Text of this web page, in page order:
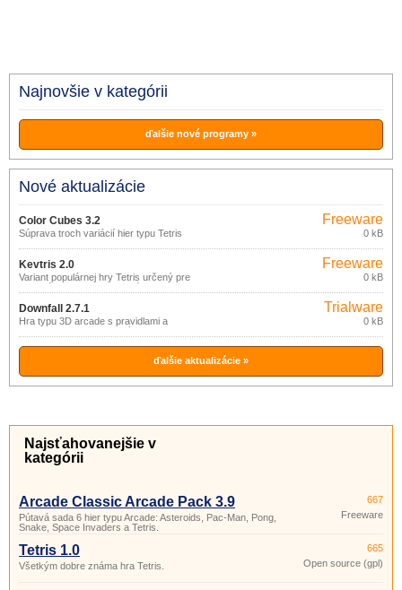
Najnovšie v kategórii
ďalšie nové programy »
Nové aktualizácie
Color Cubes 3.2
Súprava troch variácií hier typu Tetris
Color Blocks) s priestorovou grafikou.
Freeware
(pro
nekomerční
účely)
0 kB
Kevtris 2.0
Variant populárnej hry Tetris určený pre
mobilné zariadenia so systémom
Windows Mobile (2003, 5).
Freeware
0 kB
Downfall 2.7.1
Hra typu 3D arcade s pravidlami a
charakterom hry podobným Tetris.
Trialware
0 kB
ďalšie aktualizácie »
Najsťahovanejšie v
kategórii
Arcade Classic Arcade Pack 3.9
Pútavá sada 6 hier typu Arcade: Asteroids, Pac-Man, Pong,
Snake, Space Invaders a Tetris.
667
Freeware
Tetris 1.0
Všetkým dobre známa hra Tetris.
665
Open source (gpl)